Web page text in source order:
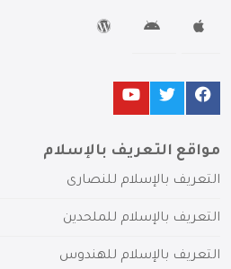
مواقع التعريف بالإسلام
التعريف بالإسلام للنصارى
التعريف بالإسلام للملحدين
التعريف بالإسلام للهندوس